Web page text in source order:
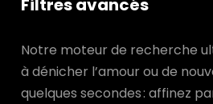
Filtres avancés
Notre moteur de recherche
à dénicher l’amour ou de
quelques secondes : affinez